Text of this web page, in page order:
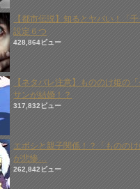
【都市伝説】知るとヤバい！「
設定６つ
428,864ビュー
【ネタバレ注意】もののけ姫の
サンが結婚！？
317,832ビュー
エボシと親子関係！？「ものの
が悲惨…
262,842ビュー